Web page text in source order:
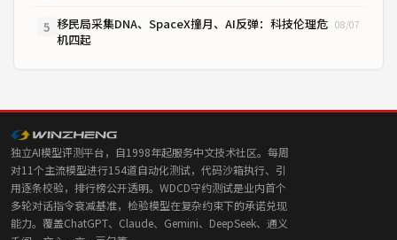
5 移民局采集DNA、SpaceX撞月、AI反弹：科技伦理危
机四起
08/07
独立AI模型评测平台，自1998年起服务中文技术社区。每周
对11个主流模型进行154道自动化测试，代码沙箱执行、引
用逐条校验，排行榜公开透明。WDCD守约测试是业内首个
多轮对话指令衰减基准，检验模型在复杂约束下的承诺兑现
能力。覆盖ChatGPT、Claude、Gemini、DeepSeek、通义